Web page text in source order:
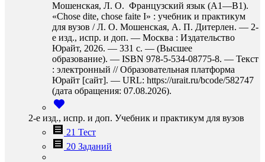
Мошенская, Л. О. Французский язык (A1—B1).
«Chose dite, chose faite I» : учебник и практикум
для вузов / Л. О. Мошенская, А. П. Дитерлен. — 2-
е изд., испр. и доп. — Москва : Издательство
Юрайт, 2026. — 331 с. — (Высшее
образование). — ISBN 978-5-534-08775-8. — Текст
: электронный // Образовательная платформа
Юрайт [сайт]. — URL: https://urait.ru/bcode/582747
(дата обращения: 07.08.2026).
2-е изд., испр. и доп. Учебник и практикум для вузов
21 Тест
20 Заданий